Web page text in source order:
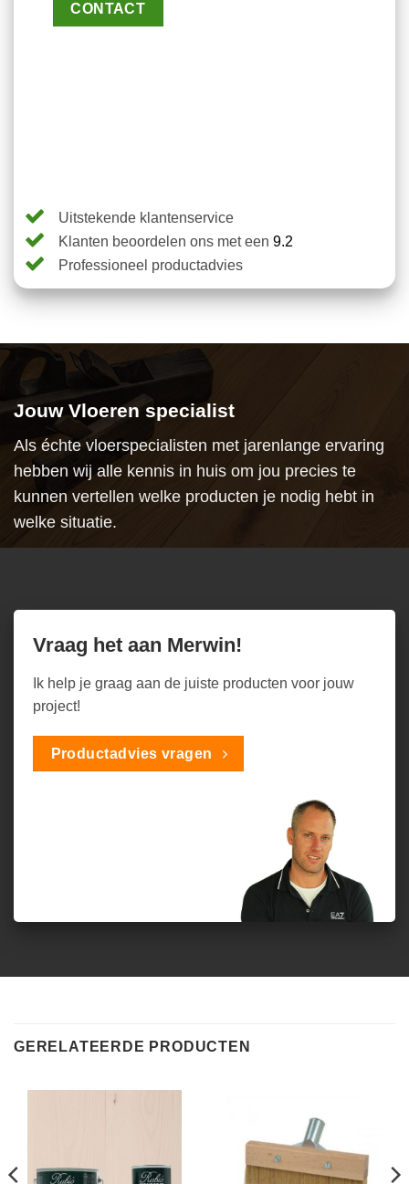
CONTACT
Uitstekende klantenservice
Klanten beoordelen ons met een 9.2
Professioneel productadvies
Jouw Vloeren specialist
Als échte vloerspecialisten met jarenlange ervaring
hebben wij alle kennis in huis om jou precies te
kunnen vertellen welke producten je nodig hebt in
welke situatie.
Vraag het aan Merwin!
Ik help je graag aan de juiste producten voor jouw
project!
Productadvies vragen
GERELATEERDE PRODUCTEN